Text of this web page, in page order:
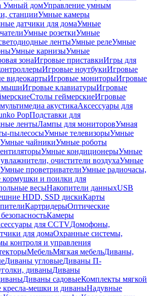
Умный домУправление умным
станцииУмные камеры
датчики для домаУмные
Умные розеткиУмные
лентыУмные релеУмные
Умные карнизыУмные
зонаИгровые приставкиИгры для
Игровые ноутбукиИгровые
видеокартыИгровые мониторыИгровые
мышиИгровые клавиатурыИгровые
Столы геймерскиеИгровые
акустикаАксессуары для
PopПодставки для
лентыЛампы для мониторовУмная
пылесосыУмные телевизорыУмные
Умные чайникиУмные роботы
Умные кондиционерыУмные
очистители воздухаУмные
Умные проветривателиУмные радиочасы,
и поилки для
весыНакопители данныхUSB
HDD, SSD дискиКарты
КартридерыОптические
Камеры
для CCTVДомофоны,
для домаОхранные системы,
контроля и управления
МебельМягкая мебельДиваны,
Диваны угловыеДиваны П-
диваныДиваны
Диваны садовыеКомплекты мягкой
кресла-мешки и диваныНадувные